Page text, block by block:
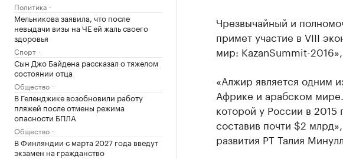
Политика
Мельникова заявила, что после
невыдачи визы на ЧЕ ей жаль своего
здоровья
Спорт
Сын Джо Байдена рассказал о тяжелом
состоянии отца
Общество
В Геленджике возобновили работу
пляжей после отмены режима
опасности БПЛА
Общество
В Финляндии с марта 2027 года введут
экзамен на гражданство
Чрезвычайный и
примет участие в VIII
мир: KazanSummit-
«Алжир является одним
Африке и арабском
которой у России в 2015
составив почти $2
развития РТ Талия